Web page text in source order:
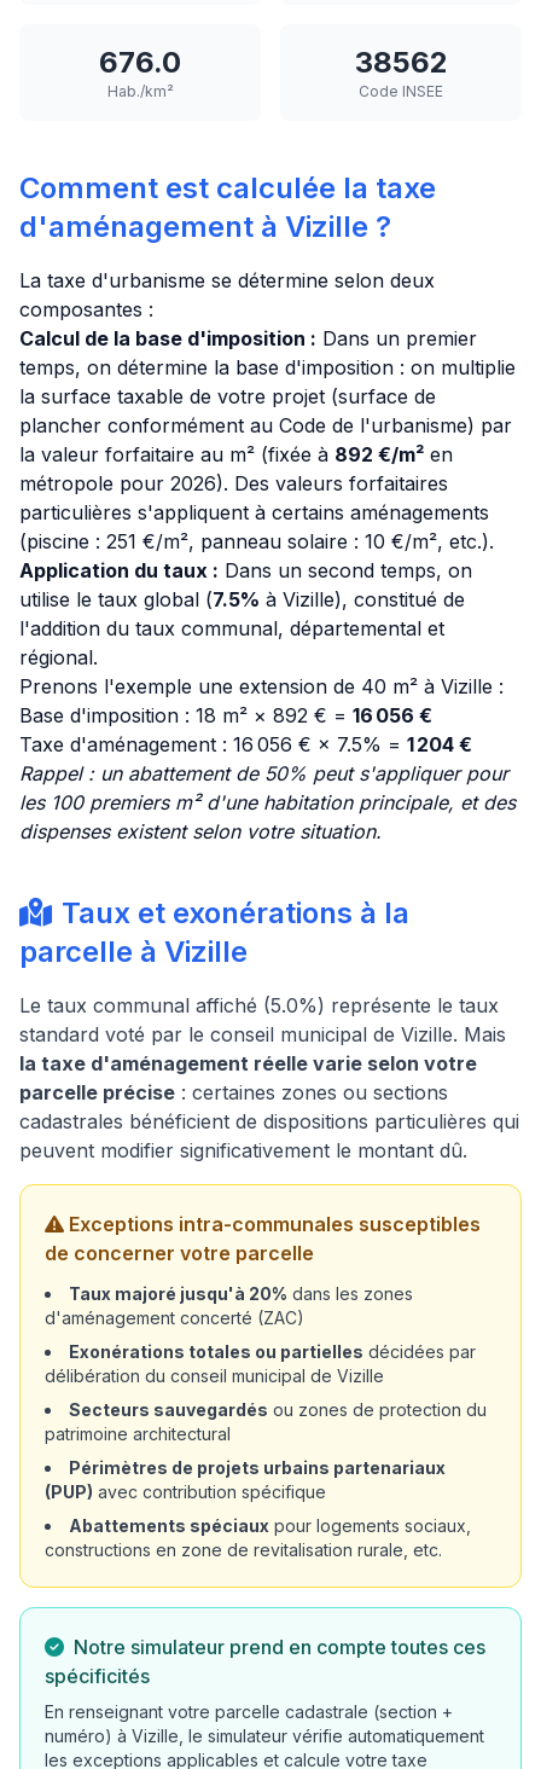
676.0
Hab./km²
38562
Code INSEE
Comment est calculée la taxe
d'aménagement à Vizille ?
La taxe d'urbanisme se détermine selon deux
composantes :
Calcul de la base d'imposition : Dans un premier
temps, on détermine la base d'imposition : on multiplie
la surface taxable de votre projet (surface de
plancher conformément au Code de l'urbanisme) par
la valeur forfaitaire au m² (fixée à 892 €/m² en
métropole pour 2026). Des valeurs forfaitaires
particulières s'appliquent à certains aménagements
(piscine : 251 €/m², panneau solaire : 10 €/m², etc.).
Application du taux : Dans un second temps, on
utilise le taux global (7.5% à Vizille), constitué de
l'addition du taux communal, départemental et
régional.
Prenons l'exemple une extension de 40 m² à Vizille :
Base d'imposition : 18 m² × 892 € = 16 056 €
Taxe d'aménagement : 16 056 € × 7.5% = 1 204 €
Rappel : un abattement de 50% peut s'appliquer pour
les 100 premiers m² d'une habitation principale, et des
dispenses existent selon votre situation.
Taux et exonérations à la
parcelle à Vizille
Le taux communal affiché (5.0%) représente le taux
standard voté par le conseil municipal de Vizille. Mais
la taxe d'aménagement réelle varie selon votre
parcelle précise : certaines zones ou sections
cadastrales bénéficient de dispositions particulières qui
peuvent modifier significativement le montant dû.
Exceptions intra-communales susceptibles
de concerner votre parcelle
Taux majoré jusqu'à 20% dans les zones
d'aménagement concerté (ZAC)
Exonérations totales ou partielles décidées par
délibération du conseil municipal de Vizille
Secteurs sauvegardés ou zones de protection du
patrimoine architectural
Périmètres de projets urbains partenariaux
(PUP) avec contribution spécifique
Abattements spéciaux pour logements sociaux,
constructions en zone de revitalisation rurale, etc.
Notre simulateur prend en compte toutes ces
spécificités
En renseignant votre parcelle cadastrale (section +
numéro) à Vizille, le simulateur vérifie automatiquement
les exceptions applicables et calcule votre taxe